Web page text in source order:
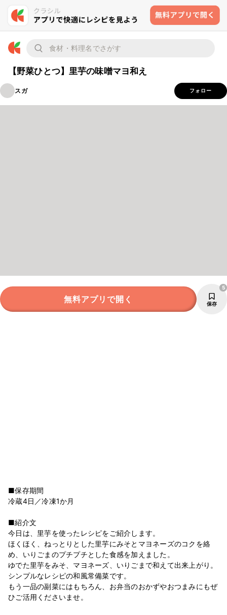
【野菜ひとつ】里芋の味噌マヨ和え
スガ フォロー
無料アプリで開く 保存
5
■保存期間
冷蔵4日／冷凍1か月
■紹介文
今日は、里芋を使ったレシピをご紹介します。
ほくほく、ねっとりとした里芋にみそとマヨネーズのコクを絡
め、いりごまのプチプチとした食感を加えました。
ゆでた里芋をみそ、マヨネーズ、いりごまで和えて出来上がり。
シンプルなレシピの和風常備菜です。
もう一品の副菜にはもちろん、お弁当のおかずやおつまみにもぜ
ひご活用くださいませ。